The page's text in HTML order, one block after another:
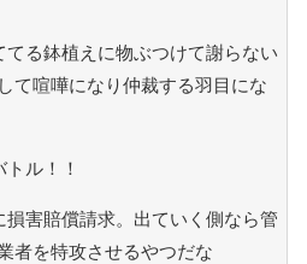
る鉢植えに物ぶつけて謝らない
て喧嘩になり仲裁する羽目にな
ル！！
害賠償請求。出ていく側なら管
者を特攻させるやつだな